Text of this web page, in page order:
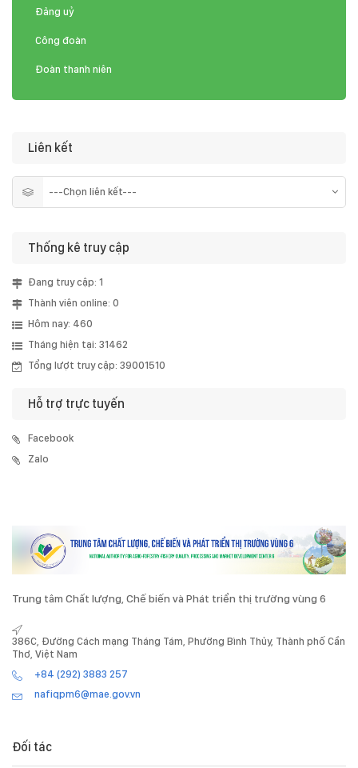
Đảng uỷ
Công đoàn
Đoàn thanh niên
Liên kết
Thống kê truy cập
Đang truy cập: 1
Thành viên online: 0
Hôm nay: 460
Tháng hiện tại: 31462
Tổng lượt truy cập: 39001510
Hỗ trợ trực tuyến
Facebook
Zalo
Trung tâm Chất lượng, Chế biến và Phát triển thị trường vùng 6
386C, Đường Cách mạng Tháng Tám, Phường Bình Thủy, Thành phố Cần
Thơ, Việt Nam
+84 (292) 3883 257
nafiqpm6@mae.gov.vn
Đối tác